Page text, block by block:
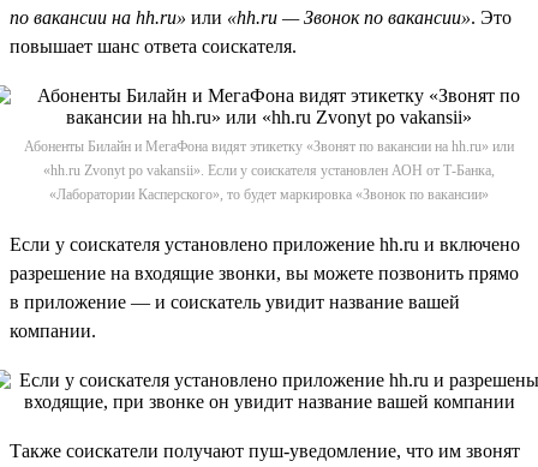
по вакансии на hh.ru» или «hh.ru — Звонок по вакансии». Это
повышает шанс ответа соискателя.
Абоненты Билайн и МегаФона видят этикетку «Звонят по вакансии на hh.ru» или
«hh.ru Zvonyt po vakansii». Если у соискателя установлен АОН от Т-Банка,
«Лаборатории Касперского», то будет маркировка «Звонок по вакансии»
Если у соискателя установлено приложение hh.ru и включено
разрешение на входящие звонки, вы можете позвонить прямо
в приложение — и соискатель увидит название вашей
компании.
Также соискатели получают пуш-уведомление, что им звонят